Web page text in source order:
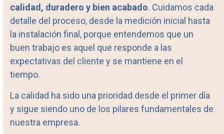
calidad, duradero y bien acabado. Cuidamos cada
detalle del proceso, desde la medición inicial hasta
la instalación final, porque entendemos que un
buen trabajo es aquel que responde a las
expectativas del cliente y se mantiene en el
tiempo.
La calidad ha sido una prioridad desde el primer día
y sigue siendo uno de los pilares fundamentales de
nuestra empresa.